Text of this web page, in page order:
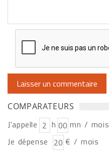
COMPARATEURS
J'appelle h
mn / mois
Je dépense
€ / mois